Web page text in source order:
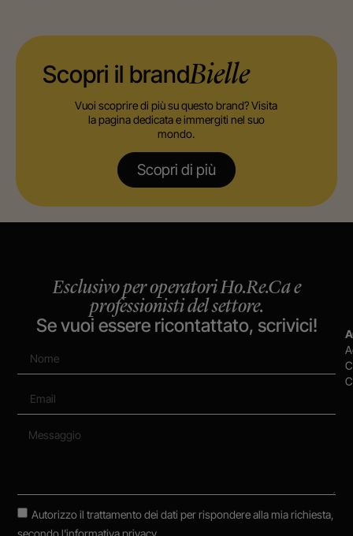
Vuoi scoprire di più su questo brand? Visita
la pagina dedicata e immergiti nel suo
mondo.
Scopri di più
Scopri il brandBielle
Esclusivo per operatori Ho.Re.Ca e
professionisti del settore.
Se vuoi essere ricontattato, scrivici!
Autorizzo il trattamento dei dati per rispondere alla mia richiesta,
secondol'informativa privacy